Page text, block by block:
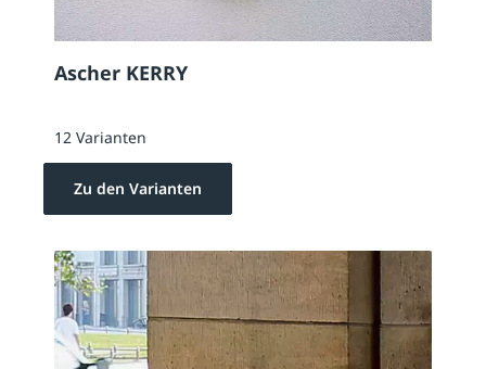
Ascher KERRY
12 Varianten
Zu den Varianten